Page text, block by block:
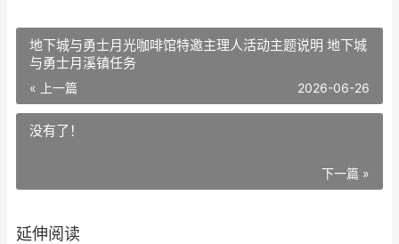
地下城与勇士月光咖啡馆特邀主理人活动主题说明 地下城
与勇士月溪镇任务
« 上一篇 2026-06-26
没有了！
下一篇 »
延伸阅读